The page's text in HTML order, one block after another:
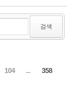
검색
104 ... 358